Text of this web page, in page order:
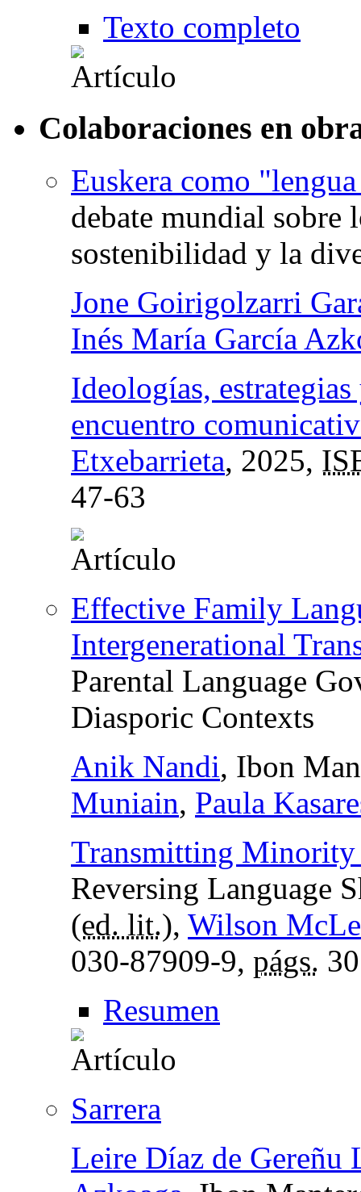
Texto completo
Colaboraciones en
Euskera como
debate mundial sobre
sostenibilidad y la
Jone Goirigolzarri
Inés María García
Ideologías,
encuentro
Etxebarrieta, 2025,
47-63
Effective Family
Intergenerational
Parental Language
Diasporic Contexts
Anik Nandi, Ibon
Muniain, Paula
Transmitting Minority
Reversing Language
(ed. lit.), Wilson
030-87909-9, págs.
Resumen
Sarrera
Leire Díaz de Gereñu